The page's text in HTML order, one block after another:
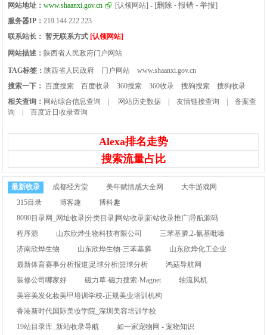
网站地址：www.shaanxi.gov.cn [认领网站] - [删除 - 报错 - 举报]
服务器IP：219.144.222.223
联系站长： 暂无联系方式 [认领网站]
网站描述： 陕西省人民政府门户网站
TAG标签： 陕西省人民政府 门户网站
www.shaanxi.gov.cn
搜索一下： 百度搜索 百度收录 360搜索 360收录 搜狗搜索
搜狗收录
相关查询： 网站综合信息查询 网站历史数据 |友情链接查询 |备案查
询
|百度近日收录查询
Alexa排名走势
搜索流量占比
最新收录 成都经方堂 美年赋情感大全网
大牛游戏网
315目录
博客趣
博科趣
8090目录网_网址收录|分类目录|网站收录|新站收录推广|导航源码
程序源
山东欣烨生物科技有限公司
三苯基膦,2-氰基吡嗪
济南欣烨生物
山东欣烨生物-三苯基膦
山东欣烨化工企业
最新体育赛事分析报道|足球分析|篮球分析
鸿菇导航网
装修公司哪家好
磁力草-磁力搜索-Magnet
轴流风机
美容美发化妆美甲培训学校-正规美业培训机构
香港新时代国际美妆学院_深圳美容培训学校
19站目录库_新站收录导航
如一家宠物网 - 宠物知识